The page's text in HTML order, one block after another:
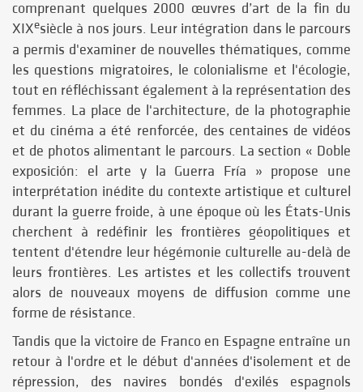
comprenant quelques 2000 œuvres d’art de la fin du
XIXesiècle à nos jours. Leur intégration dans le parcours
a permis d'examiner de nouvelles thématiques, comme
les questions migratoires, le colonialisme et l'écologie,
tout en réfléchissant également à la représentation des
femmes. La place de l'architecture, de la photographie
et du cinéma a été renforcée, des centaines de vidéos
et de photos alimentant le parcours. La section « Doble
exposición: el arte y la Guerra Fría » propose une
interprétation inédite du contexte artistique et culturel
durant la guerre froide, à une époque où les États-Unis
cherchent à redéfinir les frontières géopolitiques et
tentent d'étendre leur hégémonie culturelle au-delà de
leurs frontières. Les artistes et les collectifs trouvent
alors de nouveaux moyens de diffusion comme une
forme de résistance.
Tandis que la victoire de Franco en Espagne entraîne un
retour à l'ordre et le début d'années d'isolement et de
répression, des navires bondés d'exilés espagnols